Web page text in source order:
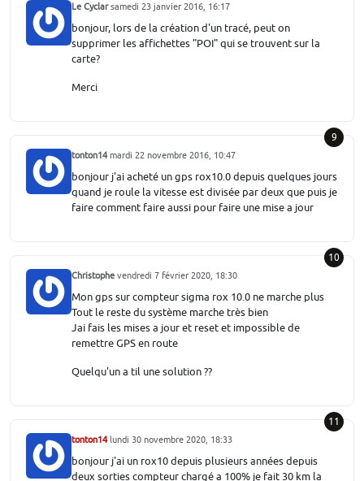
Le Cyclarsamedi 23 janvier 2016, 16:17
bonjour, lors de la création d'un tracé, peut on
supprimer les affichettes "POI" qui se trouvent sur la
carte?
Merci
9
tonton14mardi 22 novembre 2016, 10:47
bonjour j'ai acheté un gps rox10.0 depuis quelques jours
quand je roule la vitesse est divisée par deux que puis je
faire comment faire aussi pour faire une mise a jour
10
Christophe vendredi 7 février 2020, 18:30
Mon gps sur compteur sigma rox 10.0 ne marche plus
Tout le reste du système marche très bien
Jai fais les mises a jour et reset et impossible de
remettre GPS en route
Quelqu'un a til une solution ??
11
tonton14lundi 30 novembre 2020, 18:33
bonjour j'ai un rox10 depuis plusieurs années depuis
deux sorties compteur chargé a 100% je fait 30 km la